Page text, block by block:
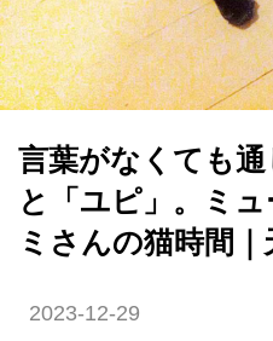
言葉がなくても通
と「ユピ」。ミ
ミさんの猫時間
2023-12-29